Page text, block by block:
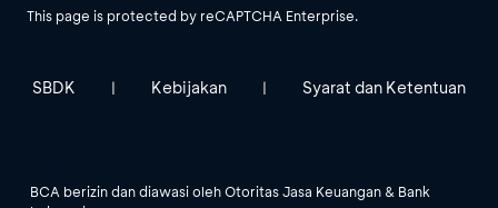
This page is protected by reCAPTCHA Enterprise.
SBDK | Kebijakan | Syarat dan Ketentuan
BCA berizin dan diawasi oleh Otoritas Jasa Keuangan & Bank